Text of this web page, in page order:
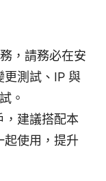
，請務必在安
更測試、IP 與
。
，建議搭配本
起使用，提升